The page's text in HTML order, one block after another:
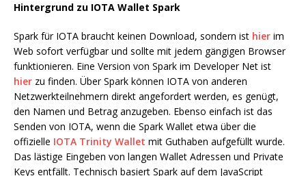
Hintergrund zu IOTA Wallet Spark
Spark für IOTA braucht keinen Download, sondern ist hier im
Web sofort verfügbar und sollte mit jedem gängigen Browser
funktionieren. Eine Version von Spark im Developer Net ist
hier zu finden. Über Spark können IOTA von anderen
Netzwerkteilnehmern direkt angefordert werden, es genügt,
den Namen und Betrag anzugeben. Ebenso einfach ist das
Senden von IOTA, wenn die Spark Wallet etwa über die
offizielle IOTA Trinity Wallet mit Guthaben aufgefüllt wurde.
Das lästige Eingeben von langen Wallet Adressen und Private
Keys entfällt. Technisch basiert Spark auf dem JavaScript